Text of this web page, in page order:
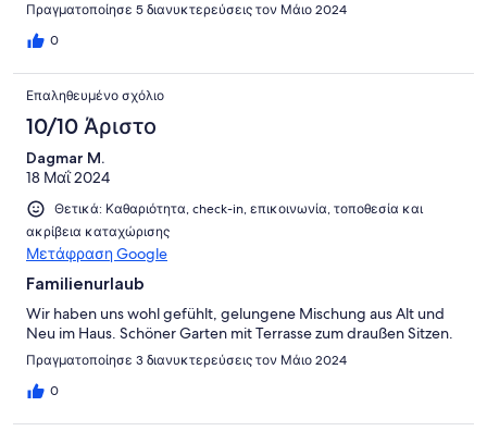
Πραγματοποίησε 5 διανυκτερεύσεις τον Μάιο 2024
0
Επαληθευμένο σχόλιο
10/10 Άριστο
Dagmar M.
18 Μαΐ 2024
Θετικά: Καθαριότητα, check-in, επικοινωνία, τοποθεσία και
ακρίβεια καταχώρισης
Μετάφραση Google
Familienurlaub
Wir haben uns wohl gefühlt, gelungene Mischung aus Alt und
Neu im Haus. Schöner Garten mit Terrasse zum draußen Sitzen.
Πραγματοποίησε 3 διανυκτερεύσεις τον Μάιο 2024
0